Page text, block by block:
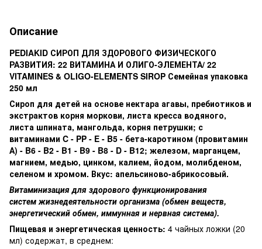
Описание
PEDIAKID СИРОП ДЛЯ ЗДОРОВОГО ФИЗИЧЕСКОГО
РАЗВИТИЯ: 22 ВИТАМИНА И ОЛИГО-ЭЛЕМЕНТА/ 22
VITAMINES & OLIGO-ELEMENTS SIROP Семейная упаковка
250 мл
Сироп для детей на основе нектара агавы, пребиотиков и
экстрактов корня моркови, листа кресса водяного,
листа шпината, мангольда, корня петрушки; с
витаминами C - PP - E - B5 - бета-каротином (провитамин
А) - B6 - B2 - B1 - B9 - B8 - D - B12; железом, марганцем,
магнием, медью, цинком, калием, йодом, молибденом,
селеном и хромом. Вкус: апельсиново-абрикосовый.
Витаминизация для здорового функционирования
систем жизнедеятельности организма (обмен веществ,
энергетический обмен, иммунная и нервная система).
Пищевая и энергетическая ценность: 4 чайных ложки (20
мл) содержат, в среднем: